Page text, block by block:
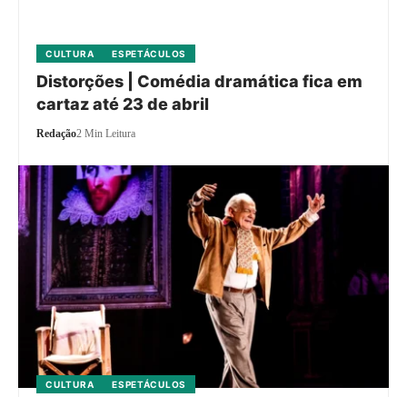
CULTURA ESPETÁCULOS
Distorções | Comédia dramática fica em
cartaz até 23 de abril
Redação2 Min Leitura
CULTURA ESPETÁCULOS